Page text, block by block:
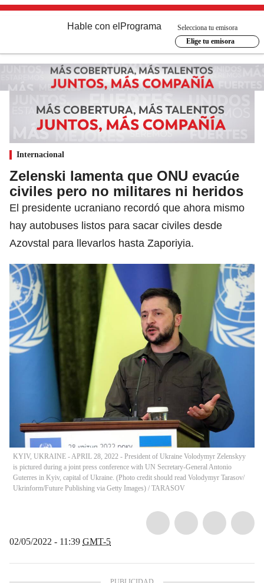
Hable con el Programa
Selecciona tu emisora
Elige tu emisora
Internacional
Zelenski lamenta que ONU evacúe
civiles pero no militares ni heridos
El presidente ucraniano recordó que ahora mismo
hay autobuses listos para sacar civiles desde
Azovstal para llevarlos hasta Zaporiyia.
KYIV, UKRAINE - APRIL 28, 2022 - President of Ukraine Volodymyr Zelenskyy
is pictured during a joint press conference with UN Secretary-General Antonio
Guterres in Kyiv, capital of Ukraine. (Photo credit should read Volodymyr Tarasov/
Ukrinform/Future Publishing via Getty Images) / TARASOV
02/05/2022 - 11:39 GMT-5